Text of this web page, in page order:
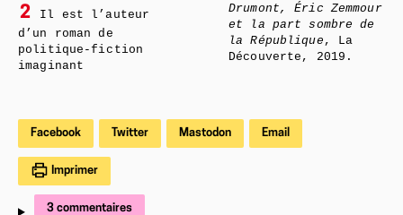
2
Il est l’auteur
d’un roman de
politique-fic tion
imaginant
Drumont, Éric Zemmour
et la part sombre de
la République , La
Découverte, 2019.
Facebook Twitter Mastodon Email
Imprimer
3 commentaires